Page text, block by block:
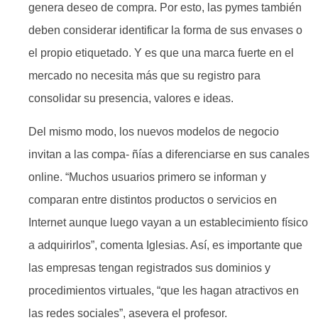
genera deseo de compra. Por esto, las pymes también
deben considerar identificar la forma de sus envases o
el propio etiquetado. Y es que una marca fuerte en el
mercado no necesita más que su registro para
consolidar su presencia, valores e ideas.
Del mismo modo, los nuevos modelos de negocio
invitan a las compa- ñías a diferenciarse en sus canales
online. “Muchos usuarios primero se informan y
comparan entre distintos productos o servicios en
Internet aunque luego vayan a un establecimiento físico
a adquirirlos”, comenta Iglesias. Así, es importante que
las empresas tengan registrados sus dominios y
procedimientos virtuales, “que les hagan atractivos en
las redes sociales”, asevera el profesor.